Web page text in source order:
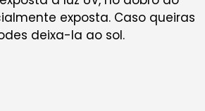
exposta. Caso queiras
deixa-la ao sol.